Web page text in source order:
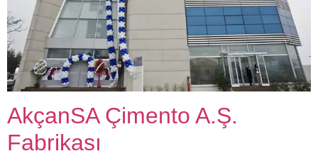
AkçanSA Çimento A.Ş.
Fabrikası